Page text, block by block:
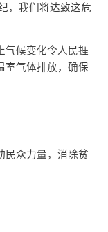
，我们将达致这危
气候变化令人民捱
室气体排放，确保
民众力量，消除贫